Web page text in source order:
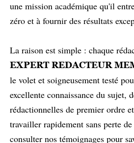
une mission académique qu'il
zéro et à fournir des résultats
La raison est simple : chaque
EXPERT REDACTEUR
le volet et soigneusement testé
excellente connaissance du sujet,
rédactionnelles de premier ordre
travailler rapidement sans perte
consulter nos témoignages pour